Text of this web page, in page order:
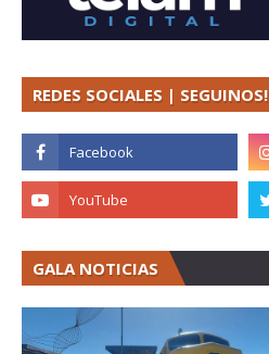
REDES SOCIALES | SEGUINOS!
GALA NOTICIAS